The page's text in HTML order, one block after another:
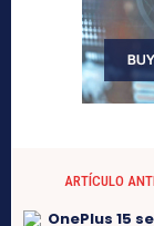
ARTÍCULO